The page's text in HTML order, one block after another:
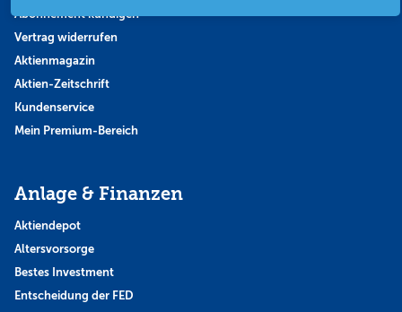
Abonnement kündigen
Vertrag widerrufen
Aktienmagazin
Aktien-Zeitschrift
Kundenservice
Mein Premium-Bereich
Anlage & Finanzen
Aktiendepot
Altersvorsorge
Bestes Investment
Entscheidung der FED